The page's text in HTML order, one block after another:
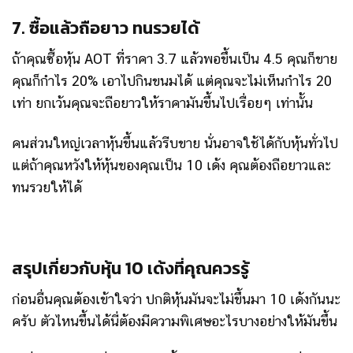
7. ซื้อแล้วถือยาว ทนรวยได้
ถ้าคุณซื้อหุ้น AOT ที่ราคา 3.7 แล้วพอขึ้นเป็น 4.5 คุณก็ขาย
คุณก็กำไร 20% เอาไปกินขนมได้ แต่คุณจะไม่เห็นกำไร 20
เท่า ยกเว้นคุณจะถือยาวให้ราคามันขึ้นไปเรื่อยๆ เท่านั้น
คนส่วนใหญ่เวลาหุ้นขึ้นแล้วรีบขาย นั่นอาจใช้ได้กับหุ้นทั่วไป
แต่ถ้าคุณหวังให้หุ้นของคุณเป็น 10 เด้ง คุณต้องถือยาวและ
ทนรวยให้ได้
สรุปเกี่ยวกับหุ้น 10 เด้งที่คุณควรรู้
ก่อนอื่นคุณต้องเข้าใจว่า ปกติหุ้นมันจะไม่ขึ้นมา 10 เด้งกันนะ
ครับ ตัวไหนขึ้นได้นี่ต้องมีความพิเศษอะไรบางอย่างให้มันขึ้น